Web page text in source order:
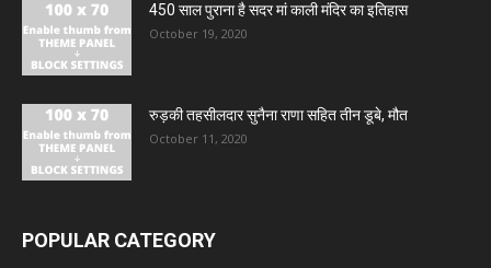
450 साल पुराना है सदर मां काली मंदिर का इतिहास
October 19, 2020
रुड़की तहसीलदार सुनैना राणा सहित तीन डूबे, मौत
October 11, 2020
POPULAR CATEGORY